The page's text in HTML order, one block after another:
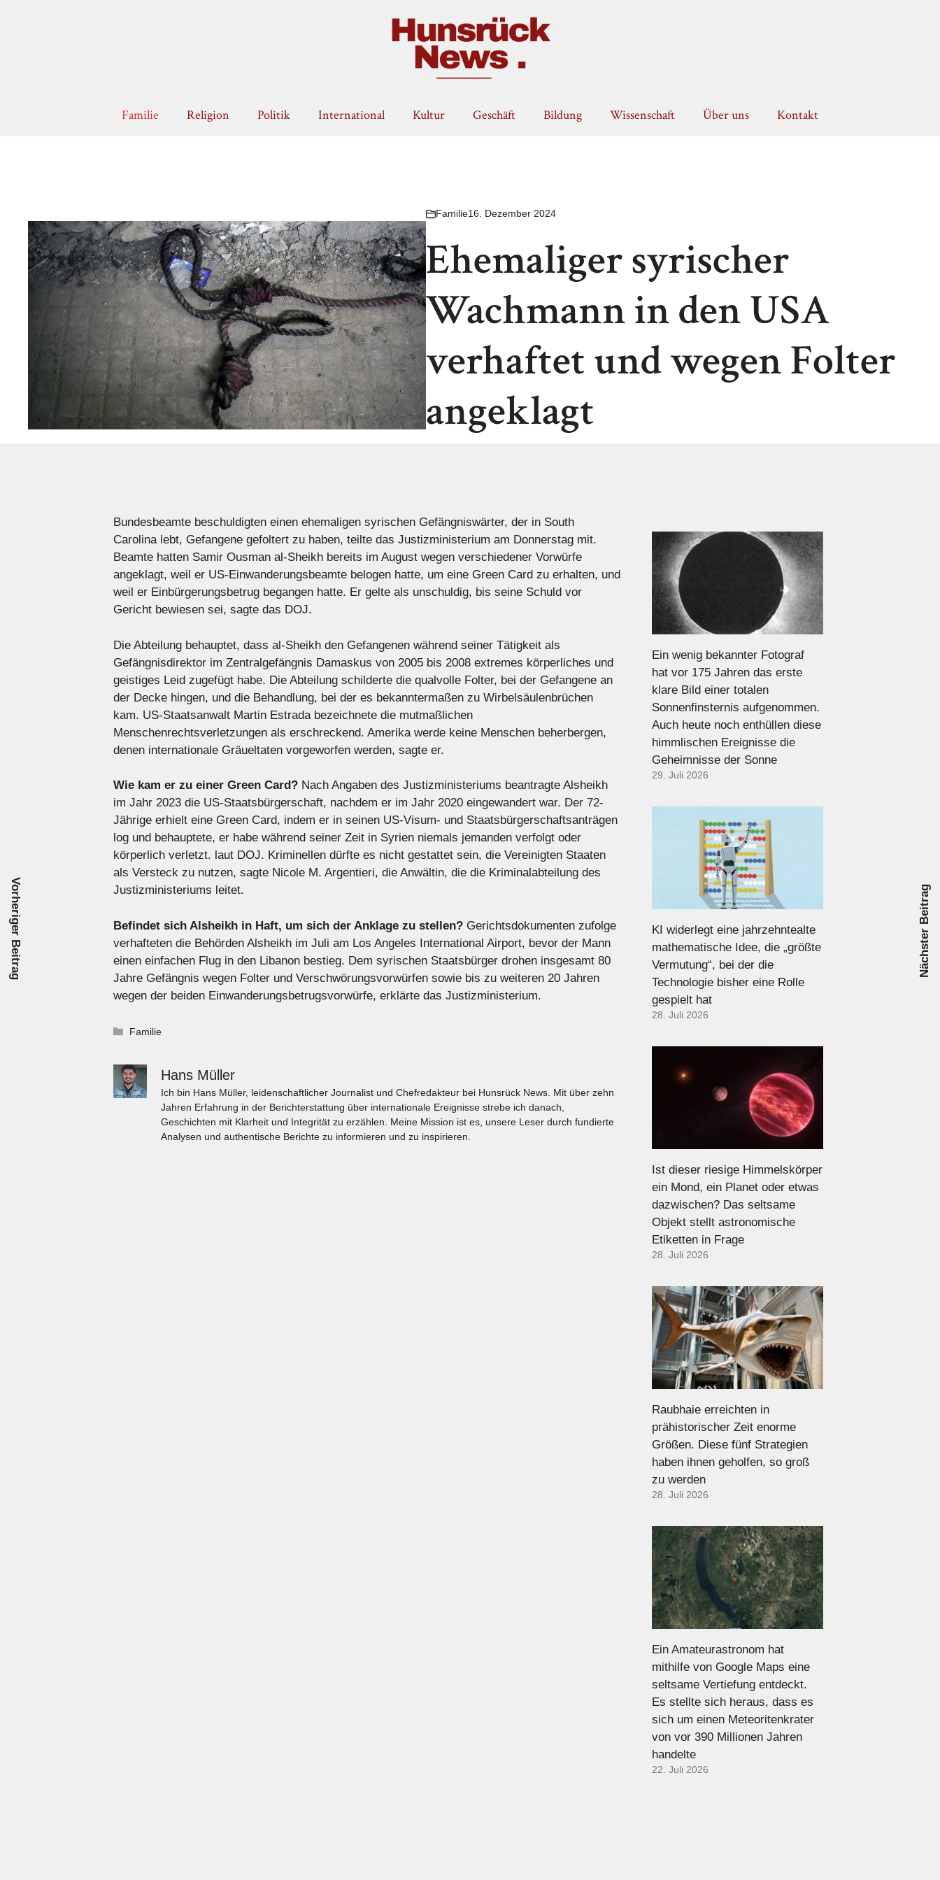
Familie Religion Politik International Kultur Geschäft Bildung Wissenschaft Über uns Kontakt
Familie16. Dezember 2024
Ehemaliger syrischer
Wachmann in den USA
verhaftet und wegen Folter
angeklagt
Bundesbeamte beschuldigten einen ehemaligen syrischen Gefängniswärter, der in South
Carolina lebt, Gefangene gefoltert zu haben, teilte das Justizministerium am Donnerstag mit.
Beamte hatten Samir Ousman al-Sheikh bereits im August wegen verschiedener Vorwürfe
angeklagt, weil er US-Einwanderungsbeamte belogen hatte, um eine Green Card zu erhalten, und
weil er Einbürgerungsbetrug begangen hatte. Er gelte als unschuldig, bis seine Schuld vor
Gericht bewiesen sei, sagte das DOJ.
Die Abteilung behauptet, dass al-Sheikh den Gefangenen während seiner Tätigkeit als
Gefängnisdirektor im Zentralgefängnis Damaskus von 2005 bis 2008 extremes körperliches und
geistiges Leid zugefügt habe. Die Abteilung schilderte die qualvolle Folter, bei der Gefangene an
der Decke hingen, und die Behandlung, bei der es bekanntermaßen zu Wirbelsäulenbrüchen
kam. US-Staatsanwalt Martin Estrada bezeichnete die mutmaßlichen
Menschenrechtsverletzungen als erschreckend. Amerika werde keine Menschen beherbergen,
denen internationale Gräueltaten vorgeworfen werden, sagte er.
Wie kam er zu einer Green Card? Nach Angaben des Justizministeriums beantragte Alsheikh
im Jahr 2023 die US-Staatsbürgerschaft, nachdem er im Jahr 2020 eingewandert war. Der 72-
Jährige erhielt eine Green Card, indem er in seinen US-Visum- und Staatsbürgerschaftsanträgen
log und behauptete, er habe während seiner Zeit in Syrien niemals jemanden verfolgt oder
körperlich verletzt. laut DOJ. Kriminellen dürfte es nicht gestattet sein, die Vereinigten Staaten
als Versteck zu nutzen, sagte Nicole M. Argentieri, die Anwältin, die die Kriminalabteilung des
Justizministeriums leitet.
Befindet sich Alsheikh in Haft, um sich der Anklage zu stellen? Gerichtsdokumenten zufolge
verhafteten die Behörden Alsheikh im Juli am Los Angeles International Airport, bevor der Mann
einen einfachen Flug in den Libanon bestieg. Dem syrischen Staatsbürger drohen insgesamt 80
Jahre Gefängnis wegen Folter und Verschwörungsvorwürfen sowie bis zu weiteren 20 Jahren
wegen der beiden Einwanderungsbetrugsvorwürfe, erklärte das Justizministerium.
Kategorien
Familie
Hans Müller
Ich bin Hans Müller, leidenschaftlicher Journalist und Chefredakteur bei Hunsrück News. Mit über zehn
Jahren Erfahrung in der Berichterstattung über internationale Ereignisse strebe ich danach,
Geschichten mit Klarheit und Integrität zu erzählen. Meine Mission ist es, unsere Leser durch fundierte
Analysen und authentische Berichte zu informieren und zu inspirieren.
Vorheriger Beitrag Nächster Beitrag
Ein wenig bekannter Fotograf
hat vor 175 Jahren das erste
klare Bild einer totalen
Sonnenfinsternis aufgenommen.
Auch heute noch enthüllen diese
himmlischen Ereignisse die
Geheimnisse der Sonne
29. Juli 2026
KI widerlegt eine jahrzehntealte
mathematische Idee, die „größte
Vermutung“, bei der die
Technologie bisher eine Rolle
gespielt hat
28. Juli 2026
Ist dieser riesige Himmelskörper
ein Mond, ein Planet oder etwas
dazwischen? Das seltsame
Objekt stellt astronomische
Etiketten in Frage
28. Juli 2026
Raubhaie erreichten in
prähistorischer Zeit enorme
Größen. Diese fünf Strategien
haben ihnen geholfen, so groß
zu werden
28. Juli 2026
Ein Amateurastronom hat
mithilfe von Google Maps eine
seltsame Vertiefung entdeckt.
Es stellte sich heraus, dass es
sich um einen Meteoritenkrater
von vor 390 Millionen Jahren
handelte
22. Juli 2026